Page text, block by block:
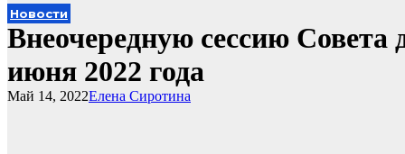
Новости
Внеочередную сессию Совета
июня 2022 года
Елена Сиротина
Май 14, 2022